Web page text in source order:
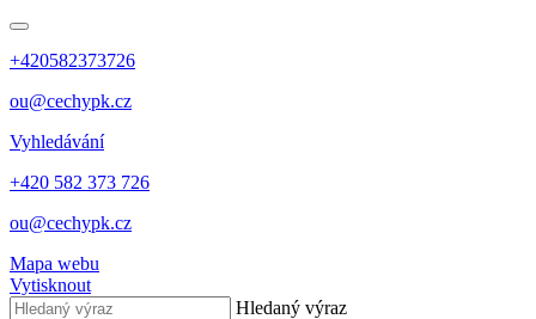
+420582373726
ou@cechypk.cz
Vyhledávání
+420 582 373 726
ou@cechypk.cz
Mapa webu
Vytisknout
Hledaný výraz